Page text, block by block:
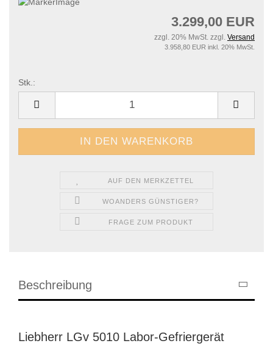
3.299,00 EUR
zzgl. 20% MwSt. zzgl. Versand
3.958,80 EUR inkl. 20% MwSt.
Stk.:
AUF DEN MERKZETTEL
WOANDERS GÜNSTIGER?
FRAGE ZUM PRODUKT
Beschreibung
Liebherr LGv 5010 Labor-Gefriergerät